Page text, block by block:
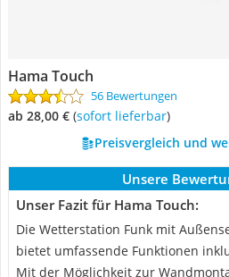
Hama Touch
56 Bewertungen
ab 28,00 € ( Sofort lieferbar)
Preisvergleich und
Unsere
Unser Fazit für Hama Touch:
Die Wetterstation Funk mit
bietet umfassende Funktionen
Mit der Möglichkeit zur